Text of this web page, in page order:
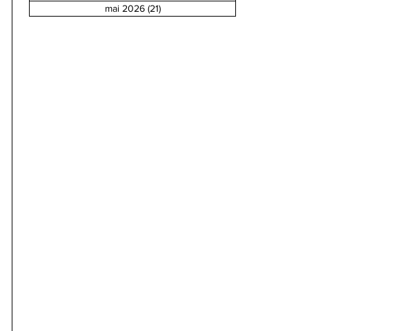
mai 2026 (21)21 posts